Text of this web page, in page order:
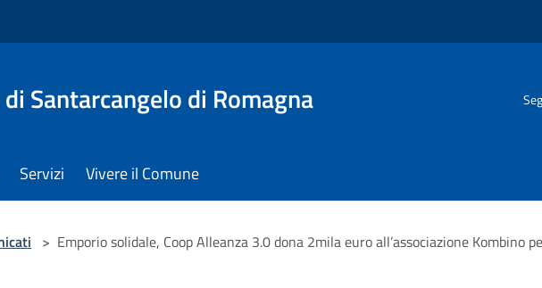
Santarcangelo di Romagna
Servizi Vivere il Comune
> Emporio solidale, Coop Alleanza 3.0 dona 2mila euro all’associazione Kombino